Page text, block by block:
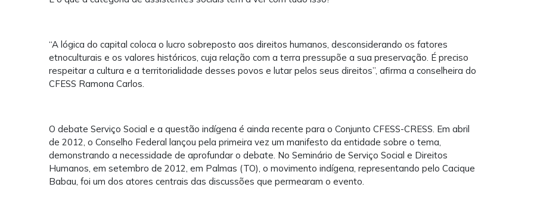
“A lógica do capital coloca o lucro sobreposto aos direitos humanos, desconsiderando os fatores
etnoculturais e os valores históricos, cuja relação com a terra pressupõe a sua preservação. É preciso
respeitar a cultura e a territorialidade desses povos e lutar pelos seus direitos”, afirma a conselheira do
CFESS Ramona Carlos.
O debate Serviço Social e a questão indígena é ainda recente para o Conjunto CFESS-CRESS. Em abril
de 2012, o Conselho Federal lançou pela primeira vez um manifesto da entidade sobre o tema,
demonstrando a necessidade de aprofundar o debate. No Seminário de Serviço Social e Direitos
Humanos, em setembro de 2012, em Palmas (TO), o movimento indígena, representando pelo Cacique
Babau, foi um dos atores centrais das discussões que permearam o evento.